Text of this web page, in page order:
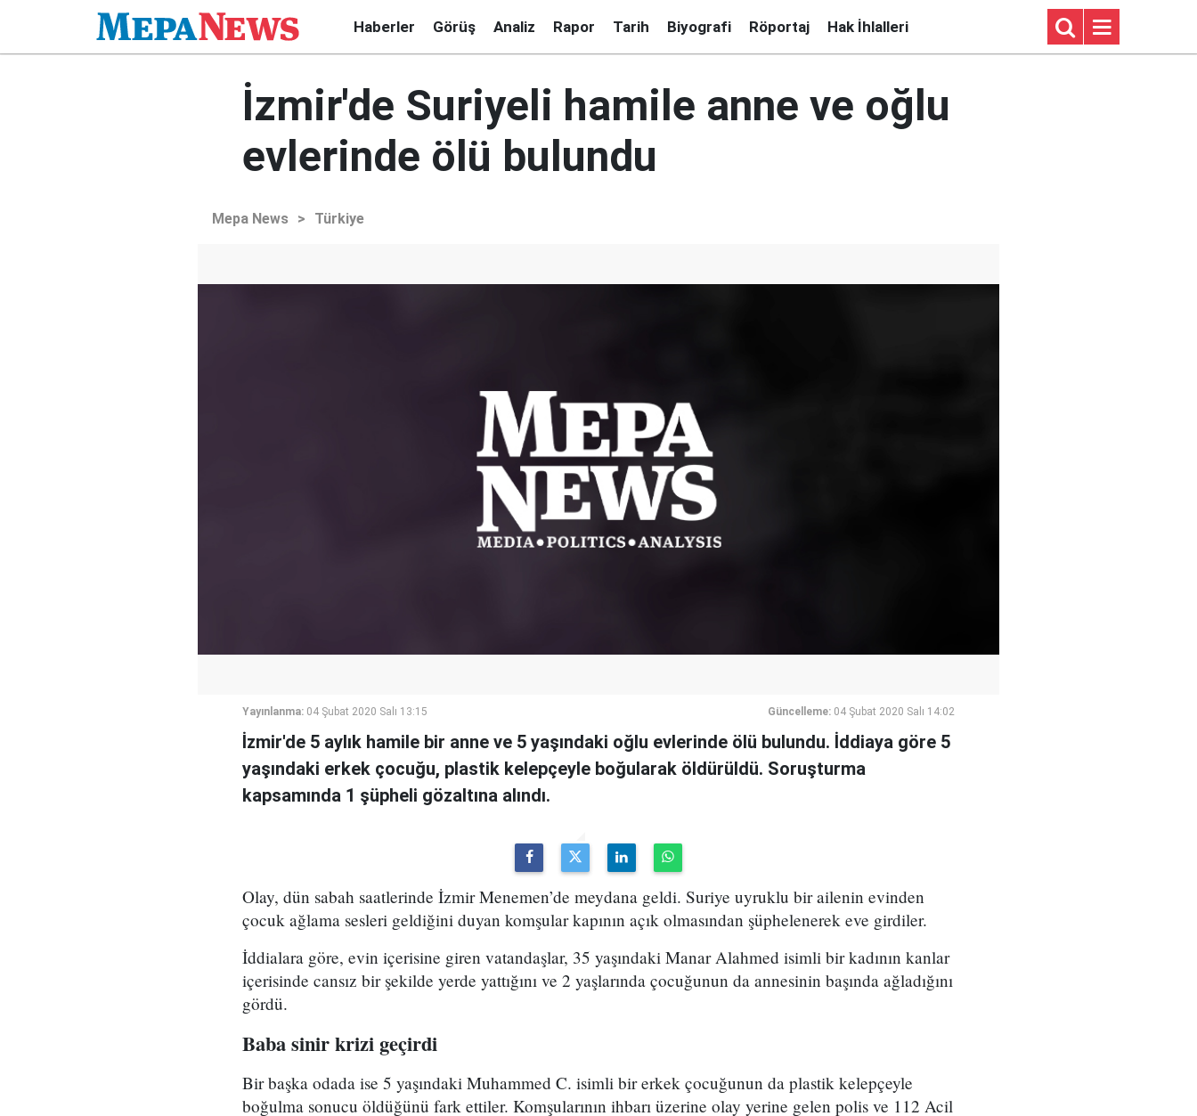
Haberler Görüş Analiz Rapor Tarih Biyografi Röportaj Hak İhlalleri
İzmir'de Suriyeli hamile anne ve oğlu
evlerinde ölü bulundu
Mepa News > Türkiye
Yayınlanma: 04 Şubat 2020 Salı 13:15 Güncelleme: 04 Şubat 2020 Salı 14:02
İzmir'de 5 aylık hamile bir anne ve 5 yaşındaki oğlu evlerinde ölü bulundu. İddiaya göre 5
yaşındaki erkek çocuğu, plastik kelepçeyle boğularak öldürüldü. Soruşturma
kapsamında 1 şüpheli gözaltına alındı.
Olay, dün sabah saatlerinde İzmir Menemen’de meydana geldi. Suriye uyruklu bir ailenin evinden
çocuk ağlama sesleri geldiğini duyan komşular kapının açık olmasından şüphelenerek eve girdiler.
İddialara göre, evin içerisine giren vatandaşlar, 35 yaşındaki Manar Alahmed isimli bir kadının kanlar
içerisinde cansız bir şekilde yerde yattığını ve 2 yaşlarında çocuğunun da annesinin başında ağladığını
gördü.
Baba sinir krizi geçirdi
Bir başka odada ise 5 yaşındaki Muhammed C. isimli bir erkek çocuğunun da plastik kelepçeyle
boğulma sonucu öldüğünü fark ettiler. Komşularının ihbarı üzerine olay yerine gelen polis ve 112 Acil